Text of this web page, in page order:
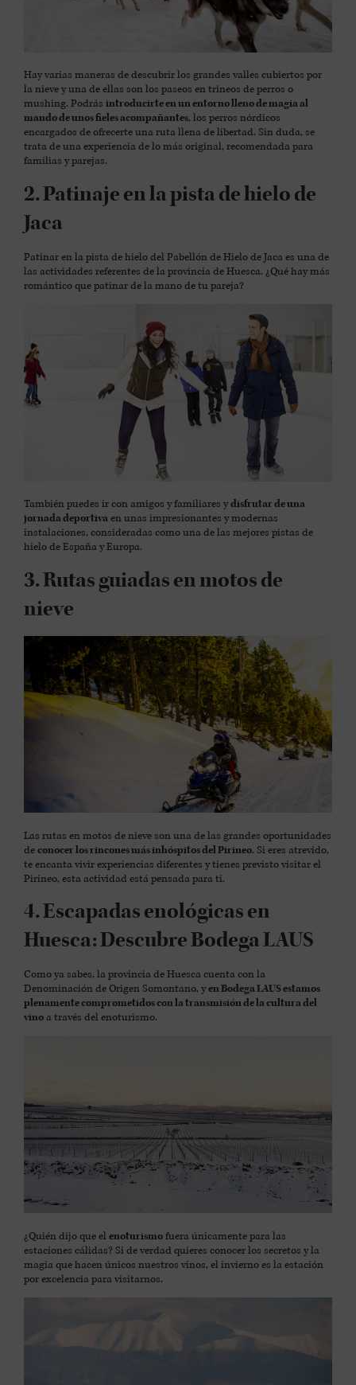
Hay varias maneras de descubrir los grandes valles cubiertos por
la nieve y una de ellas son los paseos en trineos de perros o
mushing. Podrás introducirte en un entorno lleno de magia al
mando de unos fieles acompañantes, los perros nórdicos
encargados de ofrecerte una ruta llena de libertad. Sin duda, se
trata de una experiencia de lo más original, recomendada para
familias y parejas.
2. Patinaje en la pista de hielo de
Jaca
Patinar en la pista de hielo del Pabellón de Hielo de Jaca es una de
las actividades referentes de la provincia de Huesca. ¿Qué hay más
romántico que patinar de la mano de tu pareja?
También puedes ir con amigos y familiares ydisfrutar de una
jornada deportivaen unas impresionantes y modernas
instalaciones, consideradas como una de las mejores pistas de
hielo de España y Europa.
3. Rutas guiadas en motos de
nieve
Las rutas en motos de nieve son una de las grandes oportunidades
deconocer los rincones más inhóspitos del Pirineo. Si eres atrevido,
te encanta vivir experiencias diferentes y tienes previsto visitar el
Pirineo, esta actividad está pensada para ti.
4. Escapadas enológicas en
Huesca: Descubre Bodega LAUS
Como ya sabes, la provincia de Huesca cuenta con la
Denominación de Origen Somontano, yen Bodega LAUS estamos
plenamente comprometidos con la transmisión de la cultura del
vinoa través del enoturismo.
¿Quién dijo que el enoturismofuera únicamente para las
estaciones cálidas? Si de verdad quieres conocer los secretos y la
magia que hacen únicos nuestros vinos, el invierno es la estación
por excelencia para visitarnos.